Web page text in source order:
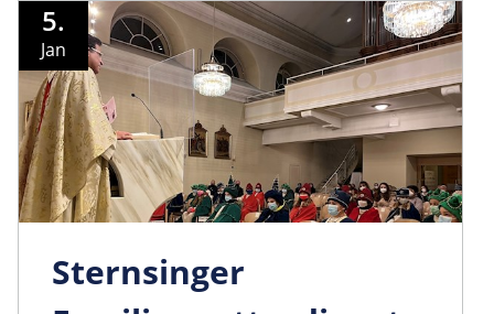
5.
Jan
Sternsinger